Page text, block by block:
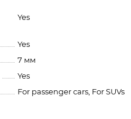
Yes
Yes
7 мм
Yes
For passenger cars, For SUVs